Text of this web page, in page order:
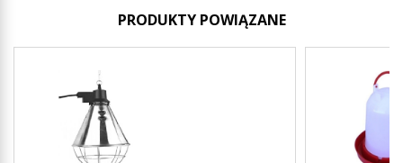
PRODUKTY POWIĄZANE